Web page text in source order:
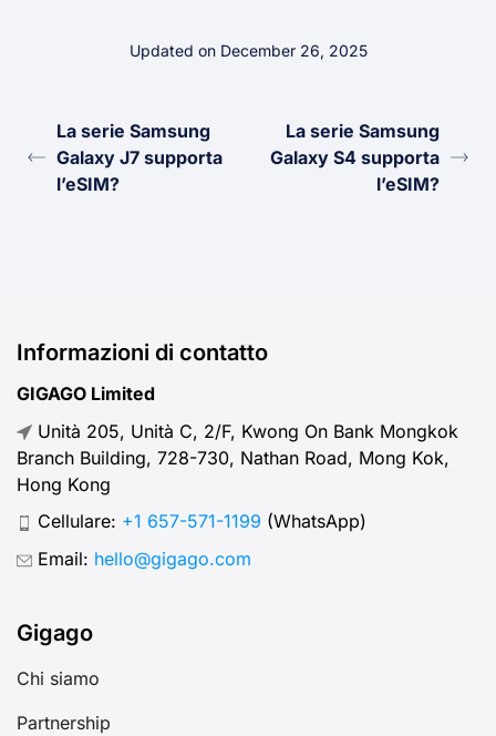
Updated on December 26, 2025
La serie Samsung
Galaxy J7 supporta
l’eSIM?
La serie Samsung
Galaxy S4 supporta
l’eSIM?
Informazioni di contatto
GIGAGO Limited
Unità 205, Unità C, 2/F, Kwong On Bank Mongkok
Branch Building, 728-730, Nathan Road, Mong Kok,
Hong Kong
Cellulare: +1 657-571-1199 (WhatsApp)
Email: hello@gigago.com
Gigago
Chi siamo
Partnership